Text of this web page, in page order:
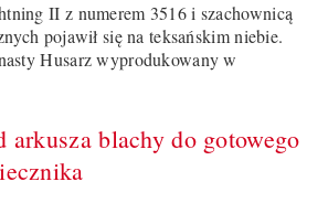
II z numerem 3516 i szachownicą
pojawił się na teksańskim niebie.
Husarz wyprodukowany w
arkusza blachy do gotowego